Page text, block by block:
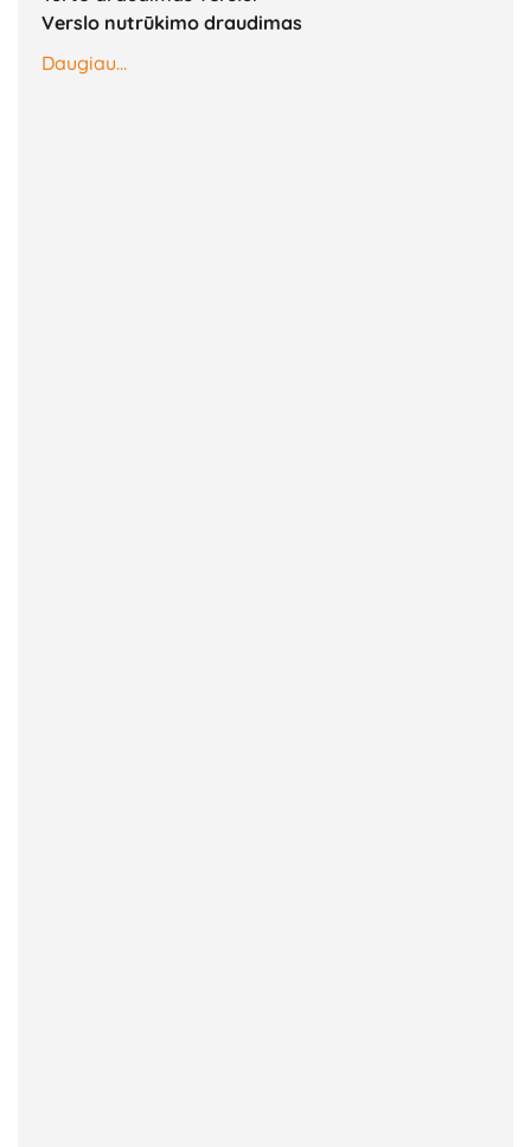
Verslo nutrūkimo draudimas
Daugiau...